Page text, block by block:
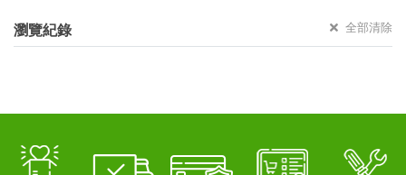
瀏覽紀錄 全部清除